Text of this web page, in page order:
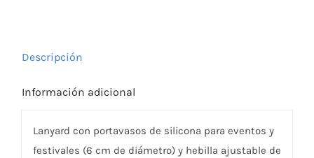
Descripción
Información adicional
Lanyard con portavasos de silicona para eventos y
festivales (6 cm de diámetro) y hebilla ajustable de